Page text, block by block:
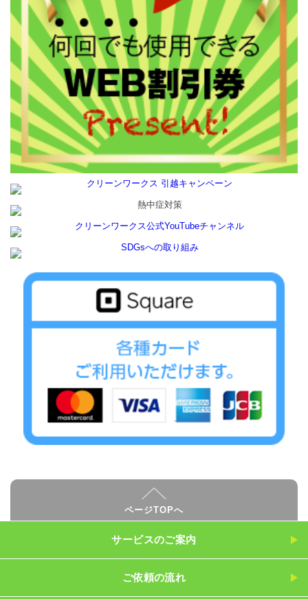
ページTOPへ
サービスのご案内
ご依頼の流れ